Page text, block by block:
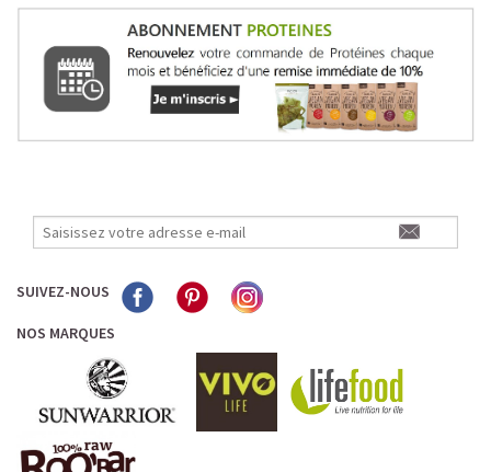
SUIVEZ-NOUS
NOS MARQUES